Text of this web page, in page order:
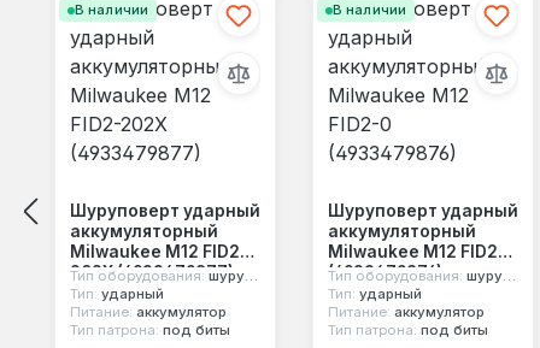
В наличии
Шуруповерт ударный
аккумуляторный
Milwaukee M12 FID2-
202X (4933479877)
Тип оборудования: шуруповерт
Тип: ударный
Питание: аккумулятор
Тип патрона: под биты
В наличии
Шуруповерт ударный
аккумуляторный
Milwaukee M12 FID2-0
(4933479876)
Тип оборудования: шуруповерт
Тип: ударный
Питание: аккумулятор
Тип патрона: под биты